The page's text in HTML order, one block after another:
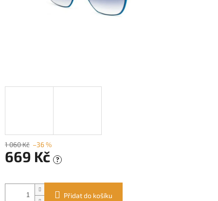
1 060 Kč –36 %
669 Kč ?
cena:
Přidat do košíku